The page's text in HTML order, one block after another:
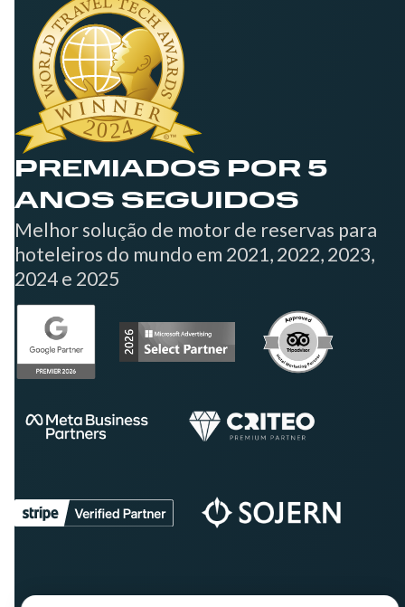
PREMIADOS POR 5
ANOS SEGUIDOS
Melhor solução de motor de reservas para
hoteleiros do mundo em 2021, 2022, 2023,
2024 e 2025